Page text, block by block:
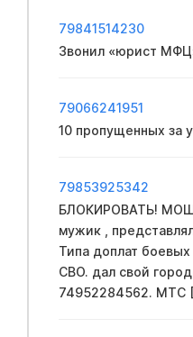
79841514230
Звонил «юрист
79066241951
10 пропущенных за
79853925342
БЛОКИРОВАТЬ!
мужик ,
Типа доплат
CBО. дал свой